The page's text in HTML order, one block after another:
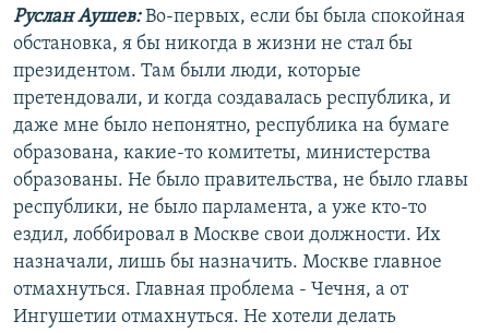
Руслан Аушев:Во-первых, если бы была спокойная
обстановка, я бы никогда в жизни не стал бы
президентом. Там были люди, которые
претендовали, и когда создавалась республика, и
даже мне было непонятно, республика на бумаге
образована, какие-то комитеты, министерства
образованы. Не было правительства, не было главы
республики, не было парламента, а уже кто-то
ездил, лоббировал в Москве свои должности. Их
назначали, лишь бы назначить. Москве главное
отмахнуться. Главная проблема - Чечня, а от
Ингушетии отмахнуться. Не хотели делать